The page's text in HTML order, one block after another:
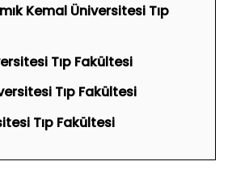
Kemal Üniversitesi Tıp
Tıp Fakültesi
Tıp Fakültesi
Tıp Fakültesi